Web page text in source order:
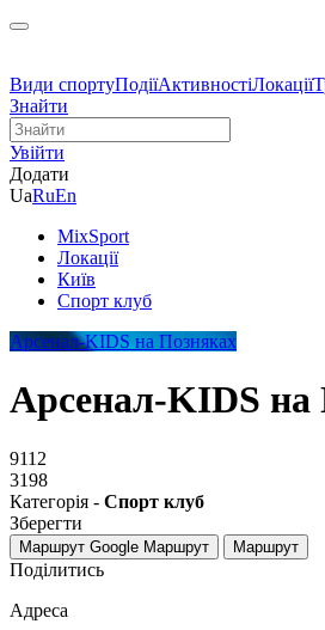
Види спортуПодіїАктивностіЛокації
Знайти
Увійти
Додати
UaRuEn
MixSport
Локації
Київ
Спорт клуб
Арсенал-KIDS на Позняках
Арсенал-KIDS на
9112
3198
Категорія - Спорт клуб
Зберегти
Маршрут Google Маршрут Маршрут
Поділитись
Адреса